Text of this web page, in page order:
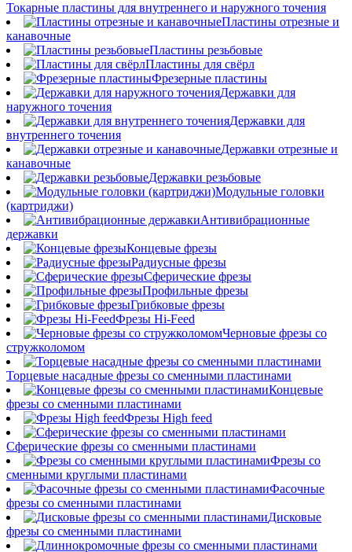
Токарные пластины для внутреннего и наружного точения
Пластины отрезные и
канавочные
Пластины резьбовые
Пластины для свёрл
Фрезерные пластины
Державки для
наружного точения
Державки для
внутреннего точения
Державки отрезные и
канавочные
Державки резьбовые
Модульные головки
(картриджи)
Антивибрационные
державки
Концевые фрезы
Радиусные фрезы
Сферические фрезы
Профильные фрезы
Грибковые фрезы
Фрезы Hi-Feed
Черновые фрезы со
стружколомом
Торцевые насадные фрезы со сменными пластинами
Концевые
фрезы со сменными пластинами
Фрезы High feed
Сферические фрезы со сменными пластинами
Фрезы со
сменными круглыми пластинами
Фасочные
фрезы со сменными пластинами
Дисковые
фрезы со сменными пластинами